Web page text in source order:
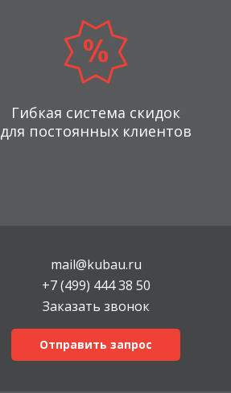
Гибкая система скидок
для постоянных клиентов
mail@kubau.ru
+7 (499) 444 38 50
Заказать звонок
Отправить запрос